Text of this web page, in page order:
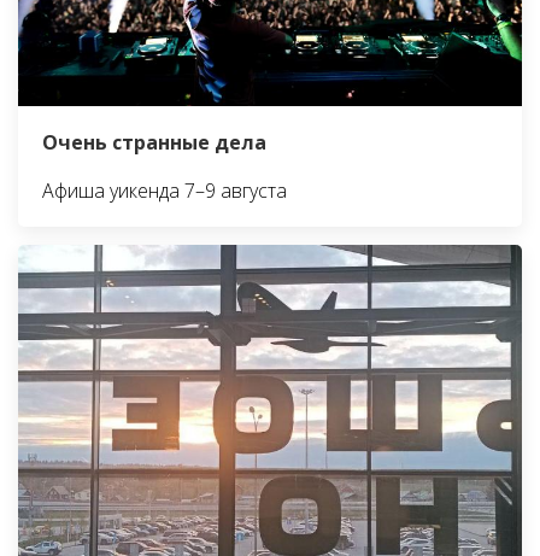
Очень странные дела
Афиша уикенда 7–9 августа